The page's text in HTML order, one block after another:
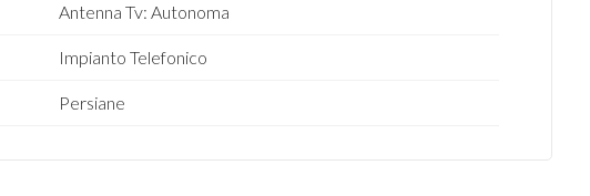
Antenna Tv: Autonoma
Impianto Telefonico
Persiane